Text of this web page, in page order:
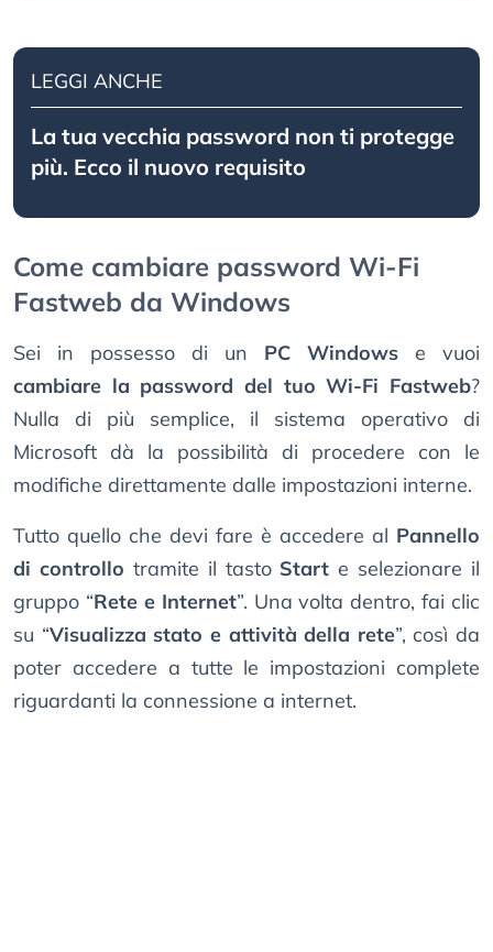
LEGGI ANCHE
La tua vecchia password non ti protegge
più. Ecco il nuovo requisito
Come cambiare password Wi-Fi
Fastweb da Windows
Sei in possesso di un PC Windows e vuoi
cambiare la password del tuo Wi-Fi Fastweb?
Nulla di più semplice, il sistema operativo di
Microsoft dà la possibilità di procedere con le
modifiche direttamente dalle impostazioni interne.
Tutto quello che devi fare è accedere al Pannello
di controllo tramite il tasto Start e selezionare il
gruppo “Rete e Internet”. Una volta dentro, fai clic
su “Visualizza stato e attività della rete”, così da
poter accedere a tutte le impostazioni complete
riguardanti la connessione a internet.